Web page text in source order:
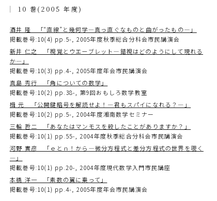
10 巻(2005 年度)
酒井 隆 「“直線”と幾何学―真っ直ぐなものと曲がったもの―」
掲載巻号:10(4) pp.5-, 2005年度秋季総合分科会市民講演会
新井 仁之 「視覚とウエーブレット―錯視はどのようにして現れる
か―」
掲載巻号:10(3) pp.4-, 2005年度年会市民講演会
真島 秀行 「角についての数学」
掲載巻号:10(2) pp.38-, 第9回おもしろ数学教室
楫 元 「公開鍵暗号を解読せよ！―君もスパイになれる？―」
掲載巻号:10(2) pp.5-, 2004年度湘南数学セミナー
三輪 哲二 「あなたはマンモスを殺したことがありますか？」
掲載巻号:10(1) pp.55-, 2004年度秋季総合分科会市民講演会
河野 實彦 「ｅとｎ！から―微分方程式と差分方程式の世界を覗く
―」
掲載巻号:10(1) pp.20-, 2004年度現代数学入門市民講座
本橋 洋一 「素数の翼に乗って」
掲載巻号:10(1) pp.4-, 2005年度年会市民講演会